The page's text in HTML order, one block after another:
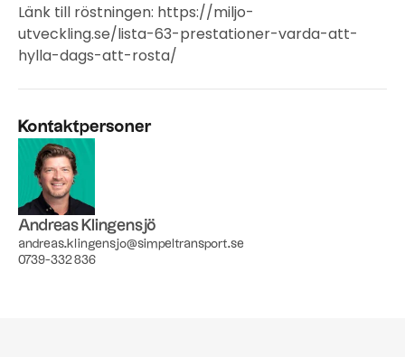
Länk till röstningen: https://miljo-
utveckling.se/lista-63-prestationer-varda-att-
hylla-dags-att-rosta/
Kontaktpersoner
Andreas Klingensjö
andreas.klingensjo@simpeltransport.se
0739-332 836